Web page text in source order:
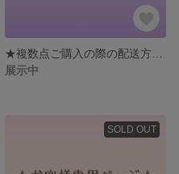
展示中
SOLD OUT